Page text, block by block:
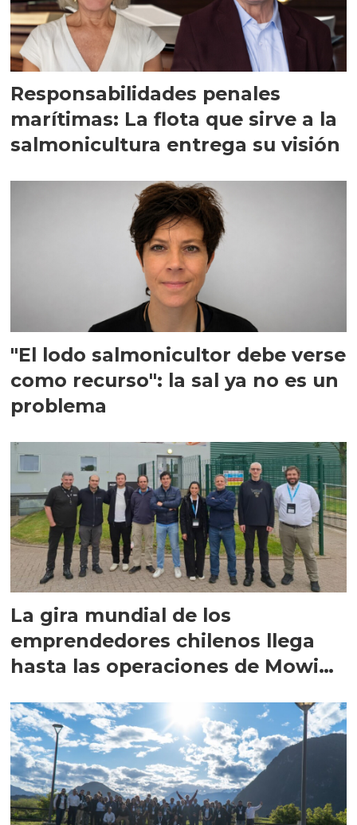
Responsabilidades penales
marítimas: La flota que sirve a la
salmonicultura entrega su visión
"El lodo salmonicultor debe verse
como recurso": la sal ya no es un
problema
La gira mundial de los
emprendedores chilenos llega
hasta las operaciones de Mowi